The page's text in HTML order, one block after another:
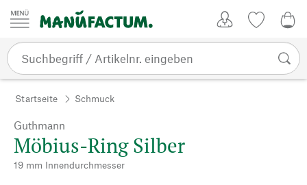
Zum Inhalt springen
Startseite Schmuck
Guthmann
Möbius-Ring Silber
19 mm Innendurchmesser